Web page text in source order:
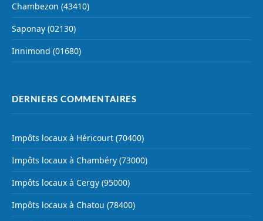
Chambezon (43410)
Saponay (02130)
Innimond (01680)
DERNIERS COMMENTAIRES
Impôts locaux à Héricourt (70400)
Impôts locaux à Chambéry (73000)
Impôts locaux à Cergy (95000)
Impôts locaux à Chatou (78400)